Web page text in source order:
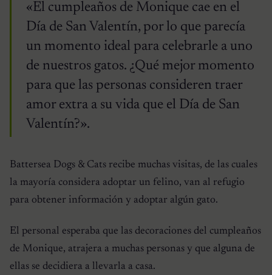
«El cumpleaños de Monique cae en el
Día de San Valentín, por lo que parecía
un momento ideal para celebrarle a uno
de nuestros gatos. ¿Qué mejor momento
para que las personas consideren traer
amor extra a su vida que el Día de San
Valentín?».
Battersea Dogs & Cats recibe muchas visitas, de las cuales
la mayoría considera adoptar un felino, van al refugio
para obtener información y adoptar algún gato.
El personal esperaba que las decoraciones del cumpleaños
de Monique, atrajera a muchas personas y que alguna de
ellas se decidiera a llevarla a casa.